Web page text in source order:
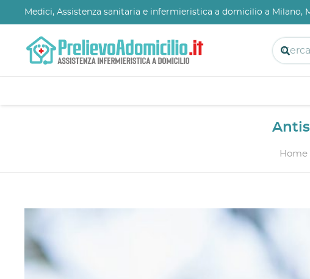
Medici, Assistenza sanitaria e infermieristica a domicilio a Milano,
Home